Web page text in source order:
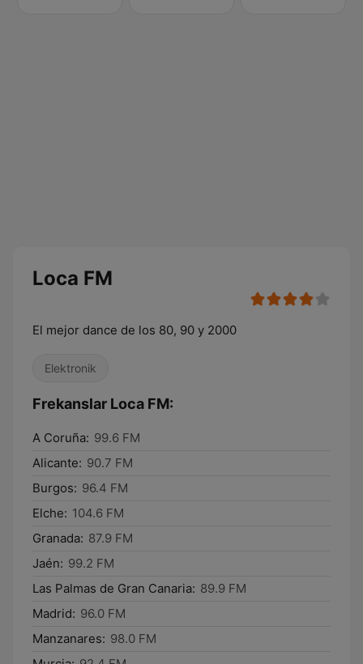
Loca FM
El mejor dance de los 80, 90 y 2000
Elektronik
Frekanslar Loca FM:
A Coruña: 99.6 FM
Alicante: 90.7 FM
Burgos: 96.4 FM
Elche: 104.6 FM
Granada: 87.9 FM
Jaén: 99.2 FM
Las Palmas de Gran Canaria: 89.9 FM
Madrid: 96.0 FM
Manzanares: 98.0 FM